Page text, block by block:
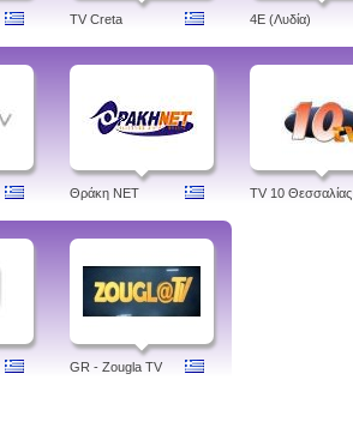
TV Creta 4Ε (Λυδία)
Θράκη NET TV 10 Θεσσαλίας
GR - Zougla TV